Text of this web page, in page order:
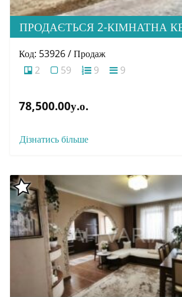
Код: 53926 / Продаж
2
59 9 9
78,500.00у.о.
Дізнатись більше